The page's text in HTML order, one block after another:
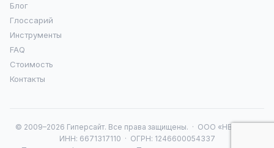
Блог
Глоссарий
Инструменты
FAQ
Стоимость
Контакты
© 2009–2026 Гиперсайт. Все права защищены. · ООО «НВА 16» ·
ИНН: 6671317110 · ОГРН: 1246600054337